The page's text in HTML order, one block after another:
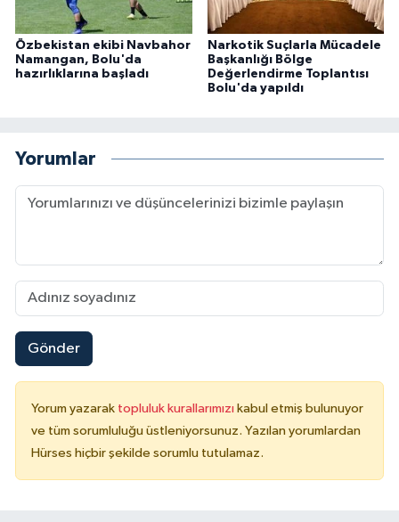
Özbekistan ekibi Navbahor
Namangan, Bolu'da
hazırlıklarına başladı
Narkotik Suçlarla Mücadele
Başkanlığı Bölge
Değerlendirme Toplantısı
Bolu'da yapıldı
Yorumlar
Gönder
Yorum yazarak topluluk kurallarımızı kabul etmiş bulunuyor
ve tüm sorumluluğu üstleniyorsunuz. Yazılan yorumlardan
Hürses hiçbir şekilde sorumlu tutulamaz.